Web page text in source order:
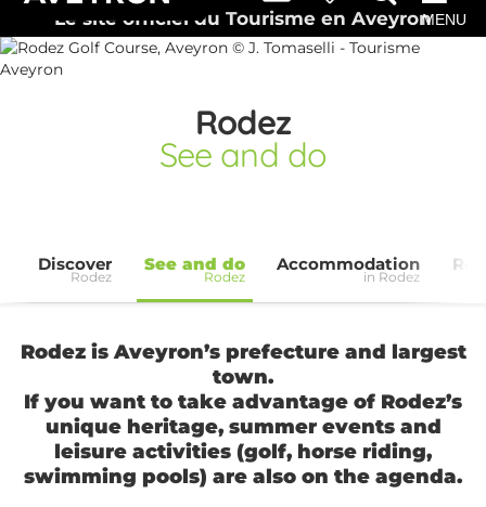
Le site officiel du Tourisme en AveyronMENU
Rodez
See and do
Discover
Rodez
See and do
Rodez
Accommodation
in Rodez
Rodez is Aveyron’s prefecture and largest
town.
If you want to take advantage of Rodez’s
unique heritage, summer events and
leisure activities (golf, horse riding,
swimming pools) are also on the agenda.